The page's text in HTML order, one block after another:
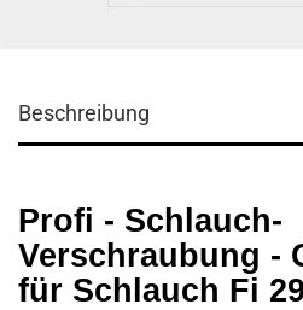
Beschreibung
Profi - Schlauch-
Verschraubung -
für Schlauch Fi